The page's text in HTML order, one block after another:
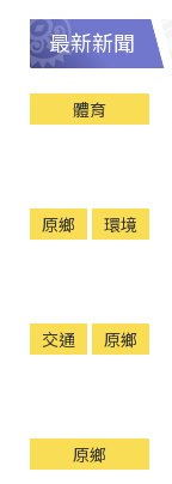
最新新聞
體育
原鄉 環境
交通 原鄉
原鄉